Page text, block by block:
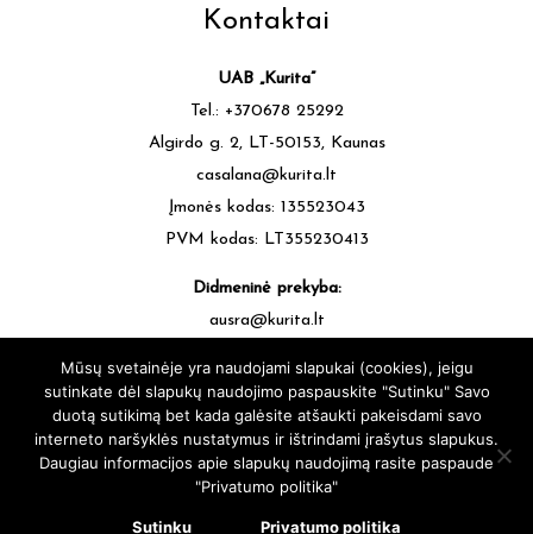
Kontaktai
UAB „Kurita”
Tel.: +370678 25292
Algirdo g. 2, LT-50153, Kaunas
casalana@kurita.lt
Įmonės kodas: 135523043
PVM kodas: LT355230413
Didmeninė prekyba:
ausra@kurita.lt
casalana.lt - Siūlų Namai Kaune - Visos teisės saugomos © 2025 |
sukūrė:
svetainesideja.lt
Mūsų svetainėje yra naudojami slapukai (cookies), jeigu
sutinkate dėl slapukų naudojimo paspauskite "Sutinku" Savo
duotą sutikimą bet kada galėsite atšaukti pakeisdami savo
interneto naršyklės nustatymus ir ištrindami įrašytus slapukus.
Daugiau informacijos apie slapukų naudojimą rasite paspaude
"Privatumo politika"
Sutinku Privatumo politika